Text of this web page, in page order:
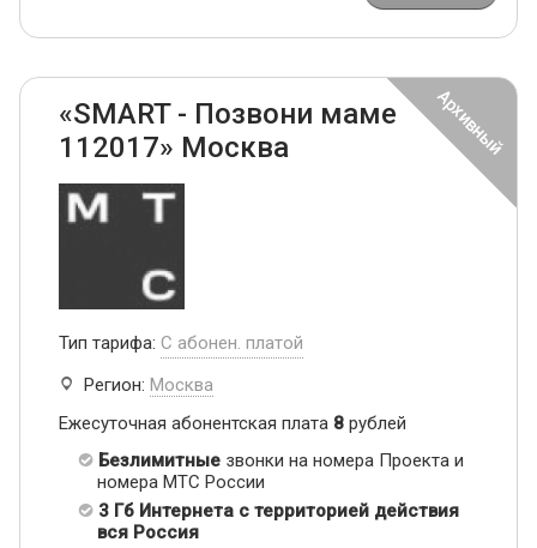
«SMART - Позвони маме
112017» Москва
Тип тарифа: С абонен. платой
Регион: Москва
Ежесуточная абонентская плата 8 рублей
Безлимитные звонки на номера Проекта и
номера МТС России
3 Гб Интернета с территорией действия
вся Россия